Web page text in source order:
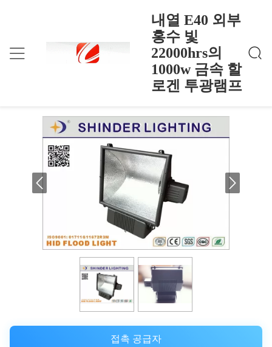
내열 E40 외부
홍수 빛
22000hrs의
1000w 금속 할
로겐 투광램프
홈>
내열 E40 외부 홍수 빛 22000hrs의 1000w 금속 할
로겐 투광램프
내열 E40 외부 홍수 빛 22000hrs의
1000w 금속 할로겐 투광램프
접촉 공급자